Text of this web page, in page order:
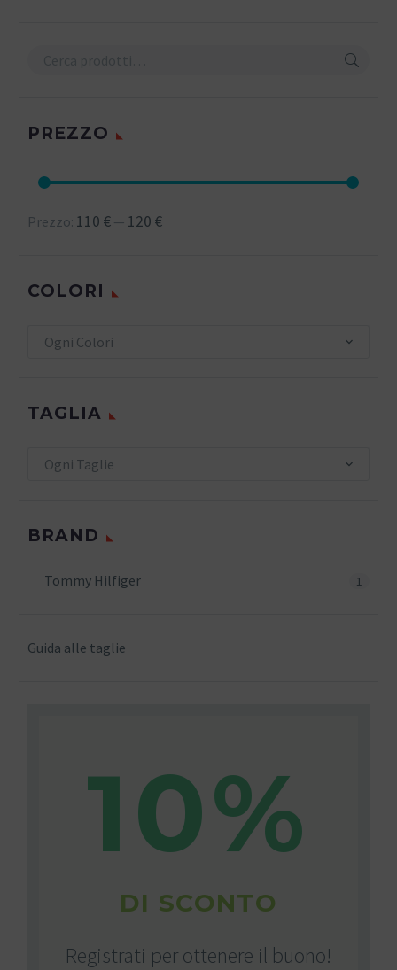
PREZZO
Prezzo: 110 € — 120 €
COLORI
Ogni Colori
TAGLIA
Ogni Taglie
BRAND
Tommy Hilfiger 1
Guida alle taglie
10%
DI SCONTO
Registrati per ottenere il buono!